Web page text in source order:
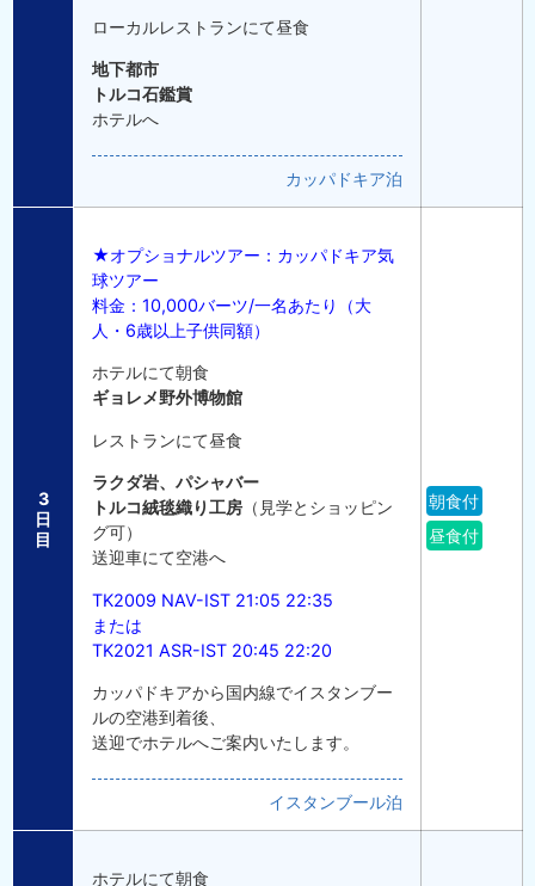
ローカルレストランにて昼食
地下都市
トルコ石鑑賞
ホテルへ
カッパドキア泊
3
日
目
★オプショナルツアー：カッパドキア気
球ツアー
料金：10,000バーツ/一名あたり（大
人・6歳以上子供同額）
ホテルにて朝食
ギョレメ野外博物館
レストランにて昼食
ラクダ岩、パシャバー
トルコ絨毯織り工房 （見学とショッピン
グ可）
送迎車にて空港へ
TK2009 NAV-IST 21:05 22:35
または
TK2021 ASR-IST 20:45 22:20
カッパドキアから国内線でイスタンブー
ルの空港到着後、
送迎でホテルへご案内いたします。
イスタンブール泊
朝食付
昼食付
ホテルにて朝食